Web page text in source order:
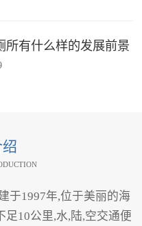
所有什么样的发展前景
于1997年,位于美丽的海
10公里,水,陆,空交通便